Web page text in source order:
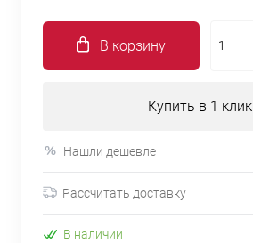
В корзину
Купить в 1 клик
Нашли дешевле
Рассчитать доставку
В наличии